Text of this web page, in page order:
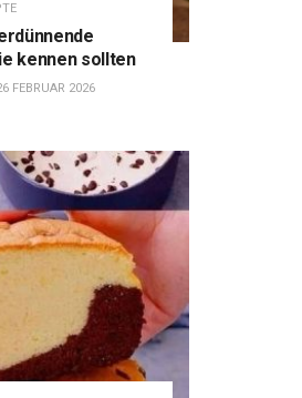
kennen sollten
FEBRUAR 2026